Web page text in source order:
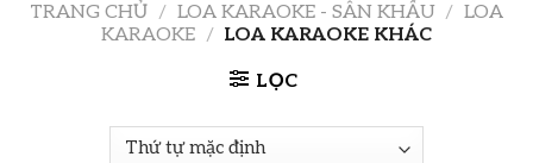
TRANG CHỦ / LOA KARAOKE - SÂN KHẤU / LOA
KARAOKE / LOA KARAOKE KHÁC
LỌC